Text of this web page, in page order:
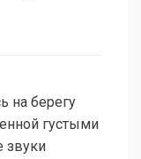
на берегу
густыми
звуки